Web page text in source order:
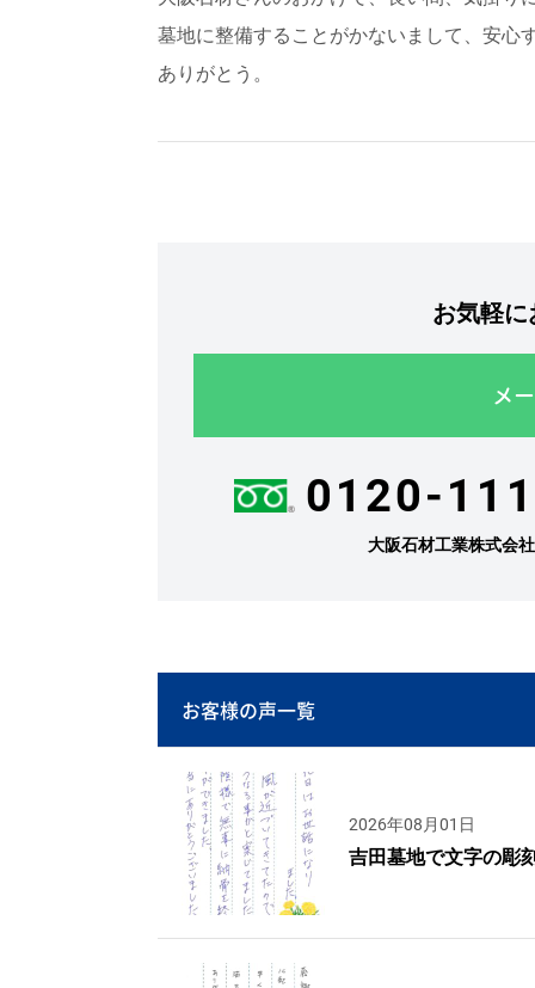
墓地に整備することがかないまして、安心
ありがとう。
お気軽
メ
0120-
大阪石材工業株式会社
お客様の声一覧
2026年08月01日
吉田墓地で文字の彫